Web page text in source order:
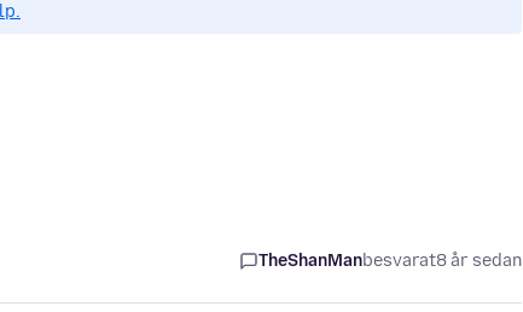
TheShanManbesvarat8 år sedan